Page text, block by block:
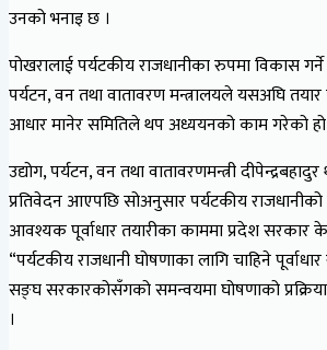
उनको भनाइ छ ।
पोखरालाई पर्यटकीय राजधानीका रुपमा विकास
पर्यटन, वन तथा वातावरण मन्त्रालयले यसअघि तयार
आधार मानेर समितिले थप अध्ययनको काम गरेको हो
उद्योग, पर्यटन, वन तथा वातावरणमन्त्री
प्रतिवेदन आएपछि सोअनुसार पर्यटकीय
आवश्यक पूर्वाधार तयारीका काममा प्रदेश सरकार
“पर्यटकीय राजधानी घोषणाका लागि चाहिने
सङ्घ सरकारकोसँगको समन्वयमा घोषणाको
।